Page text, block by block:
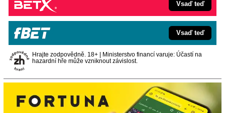
Vsaď teď
Vsaď teď
Hrajte zodpovědně. 18+ | Ministerstvo financí varuje: Účastí na
hazardní hře může vzniknout závislost.